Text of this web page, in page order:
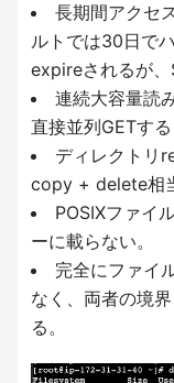
長期間アクセ
ルトでは30日で
expireされるが、
連続大容量読
直接並列GETす
ディレクトリ
copy + delete相
POSIXファイ
ーに載らない。
完全にファイ
なく、両者の境
る。